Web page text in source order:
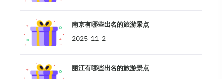
南京有哪些出名的旅游景点
2025-11-2
丽江有哪些出名的旅游景点